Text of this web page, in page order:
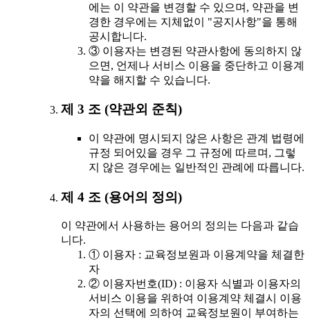
에는 이 약관을 변경할 수 있으며, 약관을 변
경한 경우에는 지체없이 "공지사항"을 통해
공시합니다.
③ 이용자는 변경된 약관사항에 동의하지 않
으면, 언제나 서비스 이용을 중단하고 이용계
약을 해지할 수 있습니다.
제 3 조 (약관외 준칙)
이 약관에 명시되지 않은 사항은 관계 법령에
규정 되어있을 경우 그 규정에 따르며, 그렇
지 않은 경우에는 일반적인 관례에 따릅니다.
제 4 조 (용어의 정의)
이 약관에서 사용하는 용어의 정의는 다음과 같습
니다.
① 이용자 : 교육정보원과 이용계약을 체결한
자
② 이용자번호(ID) : 이용자 식별과 이용자의
서비스 이용을 위하여 이용계약 체결시 이용
자의 선택에 의하여 교육정보원이 부여하는